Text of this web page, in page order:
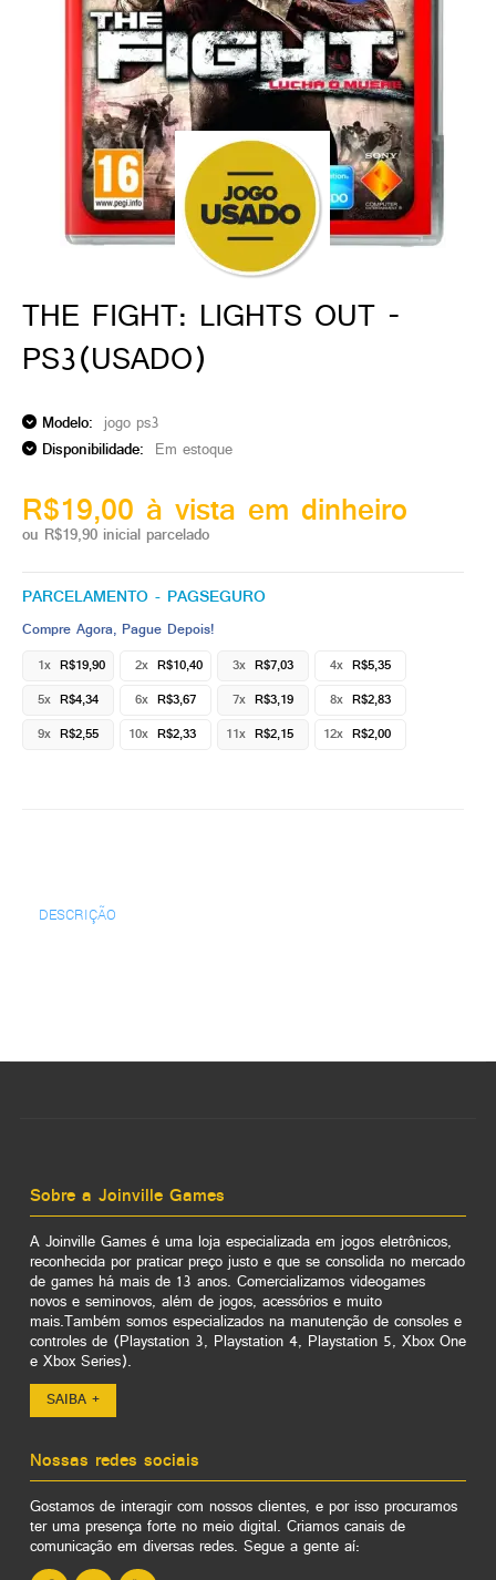
THE FIGHT: LIGHTS OUT -
PS3(USADO)
Modelo: jogo ps3
Disponibilidade: Em estoque
R$19,00 à vista em dinheiro
ou R$19,90 inicial parcelado
PARCELAMENTO - PAGSEGURO
Compre Agora, Pague Depois!
1x R$19,90 2x R$10,40 3x R$7,03 4x R$5,35
5x R$4,34 6x R$3,67 7x R$3,19 8x R$2,83
9x R$2,55 10x R$2,33 11x R$2,15 12x R$2,00
DESCRIÇÃO
Sobre a Joinville Games
A Joinville Games é uma loja especializada em jogos eletrônicos,
reconhecida por praticar preço justo e que se consolida no mercado
de games há mais de 13 anos. Comercializamos videogames
novos e seminovos, além de jogos, acessórios e muito
mais.Também somos especializados na manutenção de consoles e
controles de (Playstation 3, Playstation 4, Playstation 5, Xbox One
e Xbox Series).
SAIBA +
Nossas redes sociais
Gostamos de interagir com nossos clientes, e por isso procuramos
ter uma presença forte no meio digital. Criamos canais de
comunicação em diversas redes. Segue a gente aí: